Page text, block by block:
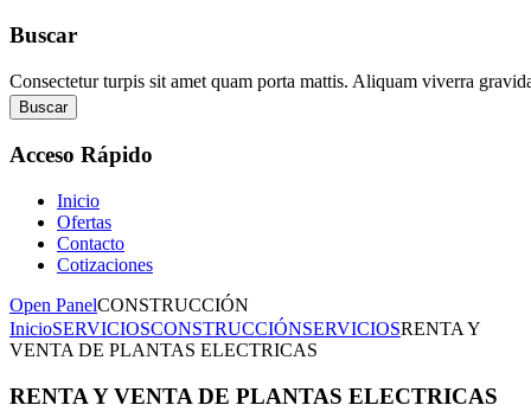
Buscar
Consectetur turpis sit amet quam porta mattis. Aliquam viverra
Buscar
Acceso Rápido
Inicio
Ofertas
Contacto
Cotizaciones
Open PanelCONSTRUCCIÓN
InicioSERVICIOSCONSTRUCCIÓNSERVICIOSRENTA Y
VENTA DE PLANTAS ELECTRICAS
RENTA Y VENTA DE PLANTAS ELECTRICAS